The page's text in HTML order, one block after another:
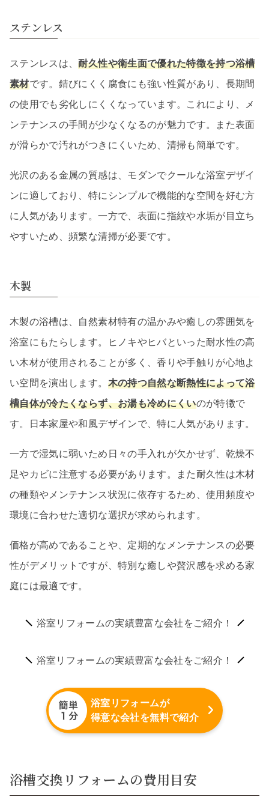
ステンレス
ステンレスは、耐久性や衛生面で優れた特徴を持つ浴槽
素材です。錆びにくく腐食にも強い性質があり、長期間
の使用でも劣化しにくくなっています。これにより、メ
ンテナンスの手間が少なくなるのが魅力です。また表面
が滑らかで汚れがつきにくいため、清掃も簡単です。
光沢のある金属の質感は、モダンでクールな浴室デザイ
ンに適しており、特にシンプルで機能的な空間を好む方
に人気があります。一方で、表面に指紋や水垢が目立ち
やすいため、頻繁な清掃が必要です。
木製
木製の浴槽は、自然素材特有の温かみや癒しの雰囲気を
浴室にもたらします。ヒノキやヒバといった耐水性の高
い木材が使用されることが多く、香りや手触りが心地よ
い空間を演出します。 木の持つ自然な断熱性によって浴
槽自体が冷たくならず、お湯も冷めにくいのが特徴で
す。日本家屋や和風デザインで、特に人気があります。
一方で湿気に弱いため日々の手入れが欠かせず、乾燥不
足やカビに注意する必要があります。また耐久性は木材
の種類やメンテナンス状況に依存するため、使用頻度や
環境に合わせた適切な選択が求められます。
価格が高めであることや、定期的なメンテナンスの必要
性がデメリットですが、特別な癒しや贅沢感を求める家
庭には最適です。
浴室リフォームの実績豊富な会社をご紹介！
浴室リフォームの実績豊富な会社をご紹介！
浴室リフォームが
得意な会社を無料で紹介
浴槽交換リフォームの費用目安